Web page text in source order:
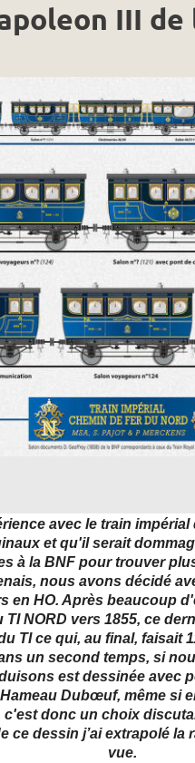
III de
avec le train
et qu'il serait
à la BNF pour trouver
nous avons décidé
HO. Après beaucoup
NORD vers 1855, ce
TI ce qui, au final, faisait
un second temps, si
est dessinée avec
Dubœuf, même si
donc un choix
ce dessin j’ai extrapolé
vue.